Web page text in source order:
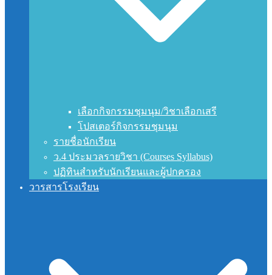
เลือกกิจกรรมชุมนุม/วิชาเลือกเสรี
โปสเตอร์กิจกรรมชุมนุม
รายชื่อนักเรียน
ว.4 ประมวลรายวิชา (Courses Syllabus)
ปฏิทินสำหรับนักเรียนและผู้ปกครอง
วารสารโรงเรียน